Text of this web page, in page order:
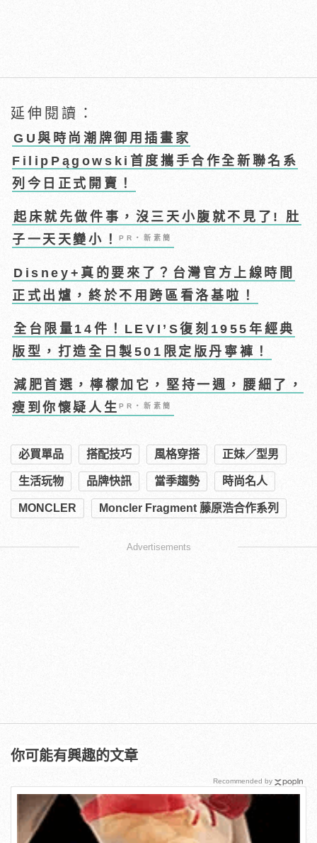
延伸閱讀：
GU與時尚潮牌御用插畫家
FilipPągowski首度攜手合作全新聯名系
列今日正式開賣！
起床就先做件事，沒三天小腹就不見了! 肚
子一天天變小！PR・新素簡
Disney+真的要來了？台灣官方上線時間
正式出爐，終於不用跨區看洛基啦！
全台限量14件！LEVI’S復刻1955年經典
版型，打造全日製501限定版丹寧褲！
減肥首選，檸檬加它，堅持一週，腰細了，
瘦到你懷疑人生PR・新素簡
必買單品 搭配技巧 風格穿搭 正妹／型男
生活玩物 品牌快訊 當季趨勢 時尚名人
MONCLER Moncler Fragment 藤原浩合作系列
Advertisements
你可能有興趣的文章
Recommended by